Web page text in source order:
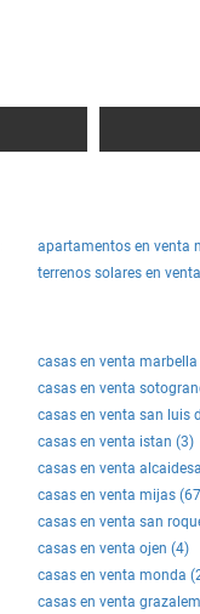
apartamentos en venta
terrenos solares en
casas en venta
casas en venta
casas en venta san luis
casas en venta istan (3)
casas en venta
casas en venta mijas
casas en venta san
casas en venta ojen (4)
casas en venta monda
casas en venta